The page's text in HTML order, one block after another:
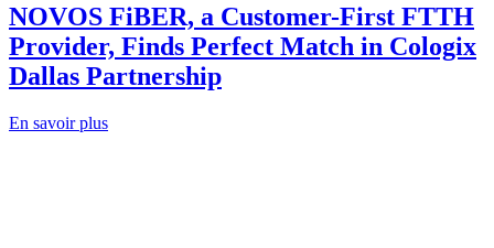
NOVOS FiBER, a Customer-First FTTH
Provider, Finds Perfect Match in Cologix
Dallas Partnership
En savoir plus